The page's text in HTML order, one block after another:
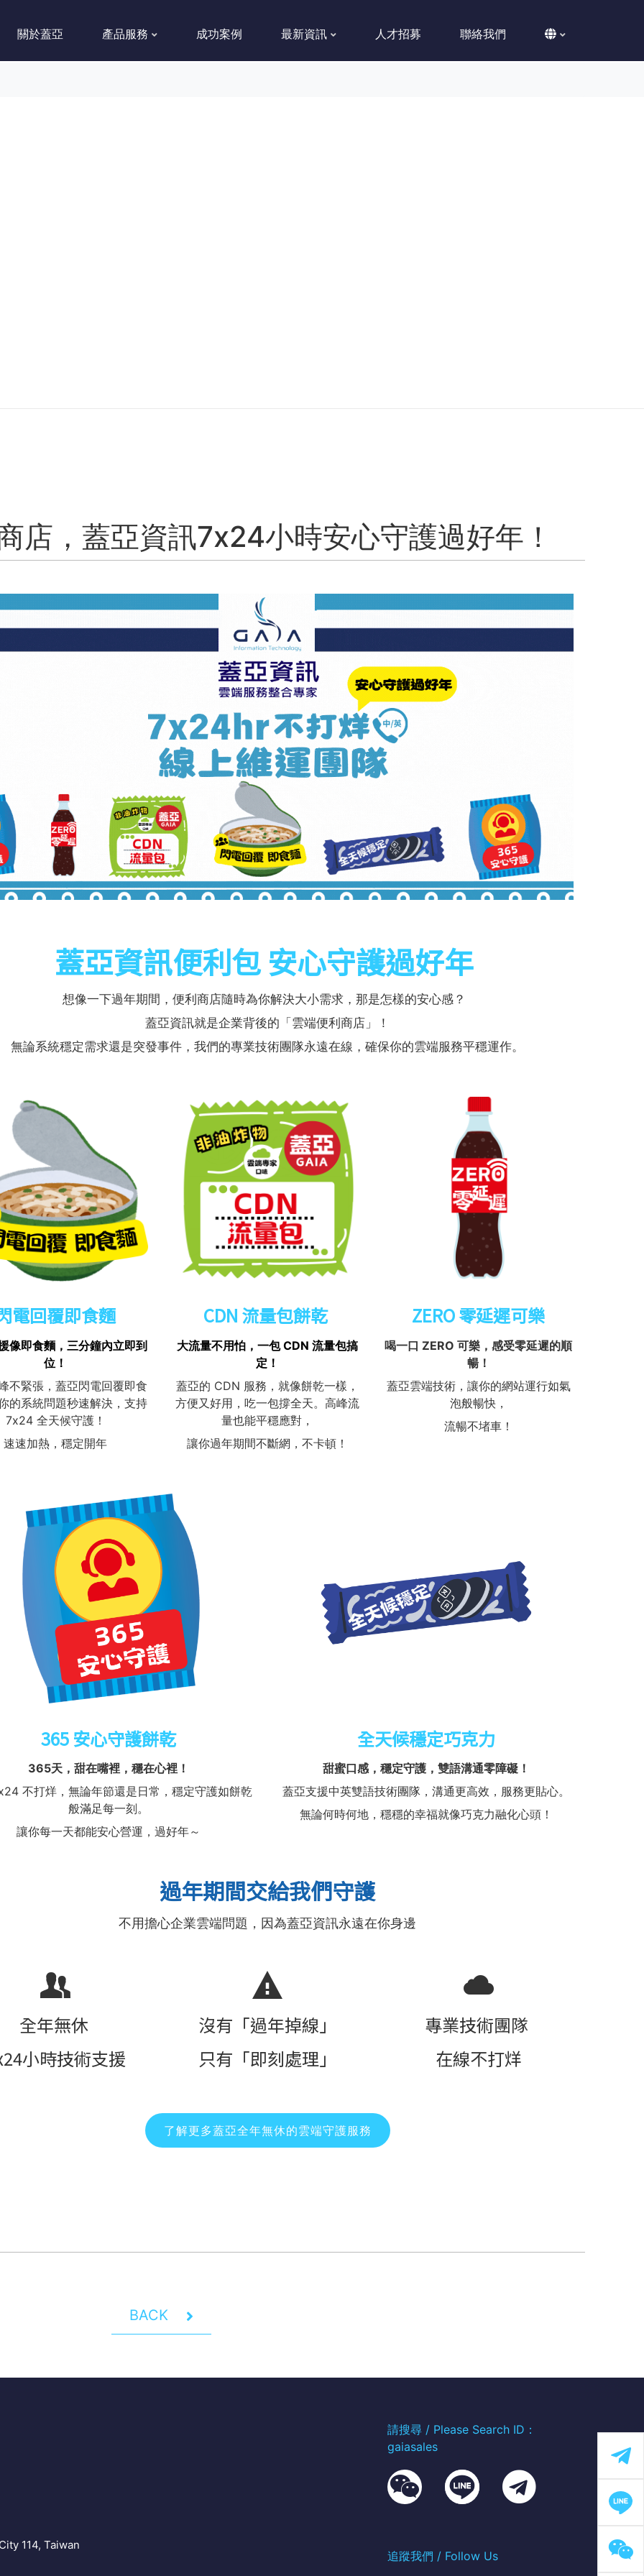
關於蓋亞 產品服務 成功案例 最新資訊 人才招募 聯絡我們
店，蓋亞資訊7x24小時安心守護過好年！
蓋亞資訊便利包 安心守護過好年
想像一下過年期間，便利商店隨時為你解決大小需求，那是怎樣的安心感？
蓋亞資訊就是企業背後的「雲端便利商店」！
無論系統穩定需求還是突發事件，我們的專業技術團隊永遠在線，確保你的雲端服務平穩運作。
電回覆即食麵
像即食麵，三分鐘內立即到
位！
不緊張，蓋亞閃電回覆即食
的系統問題秒速解決，支持
7x24 全天候守護！
速速加熱，穩定開年
CDN 流量包餅乾
大流量不用怕，一包 CDN 流量包搞
定！
蓋亞的 CDN 服務，就像餅乾一樣，
方便又好用，吃一包撐全天。高峰流
量也能平穩應對，
讓你過年期間不斷網，不卡頓！
ZERO 零延遲可樂
喝一口 ZERO 可樂，感受零延遲的順
暢！
蓋亞雲端技術，讓你的網站運行如氣
泡般暢快，
流暢不堵車！
365 安心守護餅乾
365天，甜在嘴裡，穩在心裡！
不打烊，無論年節還是日常，穩定守護如餅乾
般滿足每一刻。
讓你每一天都能安心營運，過好年～
全天候穩定巧克力
甜蜜口感，穩定守護，雙語溝通零障礙！
蓋亞支援中英雙語技術團隊，溝通更高效，服務更貼心。
無論何時何地，穩穩的幸福就像巧克力融化心頭！
過年期間交給我們守護
不用擔心企業雲端問題，因為蓋亞資訊永遠在你身邊
全年無休
小時技術支援
沒有「過年掉線」
只有「即刻處理」
專業技術團隊
在線不打烊
了解更多蓋亞全年無休的雲端守護服務
BACK
114, Taiwan
請搜尋 / Please Search ID：
gaiasales
追蹤我們 / Follow Us